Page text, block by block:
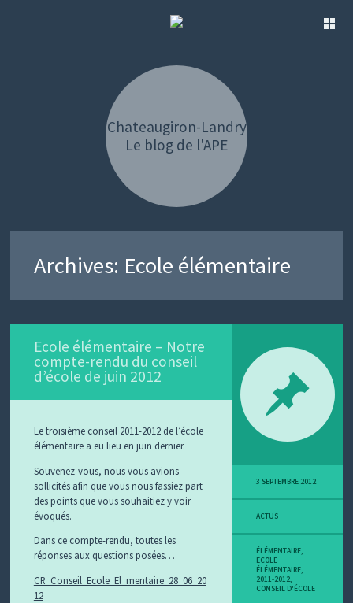
Chateaugiron-Landry
Le blog de l'APE
Archives: Ecole élémentaire
Ecole élémentaire – Notre
compte-rendu du conseil
d’école de juin 2012
Le troisième conseil 2011-2012 de l’école
élémentaire a eu lieu en juin dernier.
Souvenez-vous, nous vous avions
sollicités afin que vous nous fassiez part
des points que vous souhaitiez y voir
évoqués.
Dans ce compte-rendu, toutes les
réponses aux questions posées…
CR_Conseil_Ecole_El_mentaire_28_06_20
12
3 SEPTEMBRE 2012
ACTUS
ÉLÉMENTAIRE,
ECOLE
ÉLÉMENTAIRE,
2011-2012,
CONSEIL D'ÉCOLE